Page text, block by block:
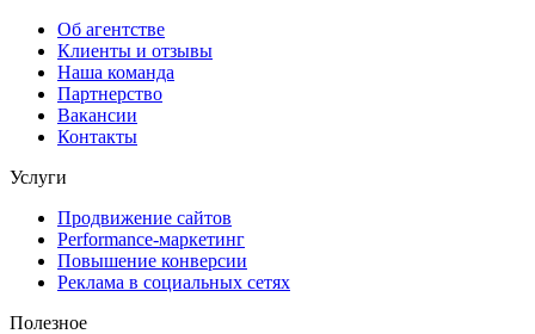
Об агентстве
Клиенты и отзывы
Наша команда
Партнерство
Вакансии
Контакты
Услуги
Продвижение сайтов
Performance-маркетинг
Повышение конверсии
Реклама в социальных сетях
Полезное